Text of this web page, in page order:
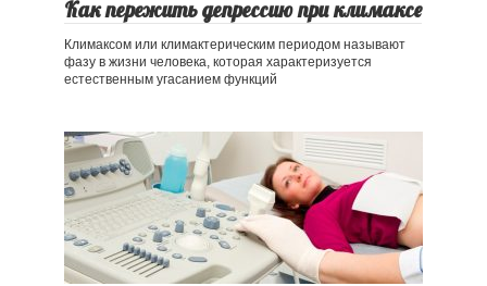
Как пережить депрессию при климаксе
Климаксом или климактерическим периодом называют
фазу в жизни человека, которая характеризуется
естественным угасанием функций